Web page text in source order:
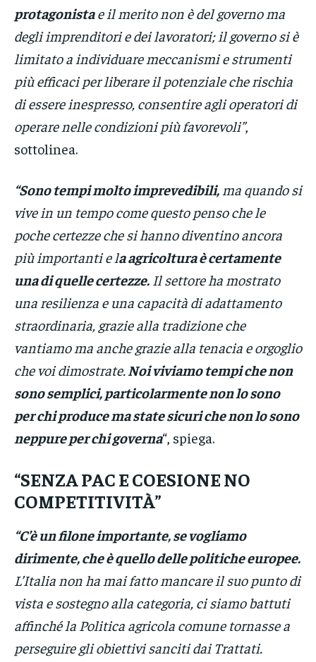
protagonistae il merito non è del governo ma
degli imprenditori e dei lavoratori; il governo si è
limitato a individuare meccanismi e strumenti
più efficaci per liberare il potenziale che rischia
di essere inespresso, consentire agli operatori di
operare nelle condizioni più favorevoli”,
sottolinea.
“Sono tempi molto imprevedibili, ma quando si
vive in un tempo come questo penso che le
poche certezze che si hanno diventino ancora
più importanti e la agricoltura è certamente
una di quelle certezze. Il settore ha mostrato
una resilienza e una capacità di adattamento
straordinaria, grazie alla tradizione che
vantiamo ma anche grazie alla tenacia e orgoglio
che voi dimostrate. Noi viviamo tempi che non
sono semplici, particolarmente non lo sono
per chi produce ma state sicuri che non lo sono
neppure per chi governa“, spiega.
“SENZA PAC E COESIONE NO
COMPETITIVITÀ”
“C’è un filone importante, se vogliamo
dirimente, che è quello delle politiche europee.
L’Italia non ha mai fatto mancare il suo punto di
vista e sostegno alla categoria, ci siamo battuti
affinché la Politica agricola comune tornasse a
perseguire gli obiettivi sanciti dai Trattati.